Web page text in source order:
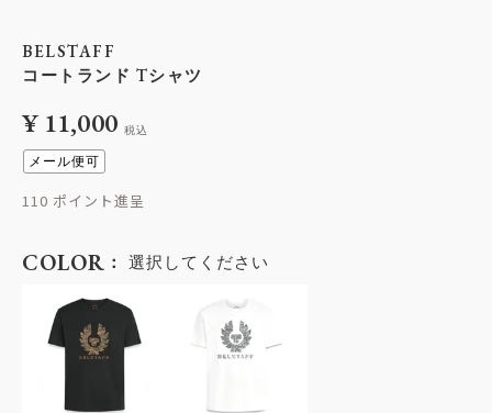
BELSTAFF
コートランド Tシャツ
¥ 11,000 税込
メール便可
110
COLOR 選択してください